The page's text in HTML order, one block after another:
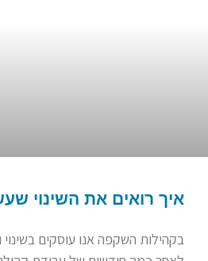
איך רואים את השינוי
בקהילות השקפה אנו עוסקים בשינוי